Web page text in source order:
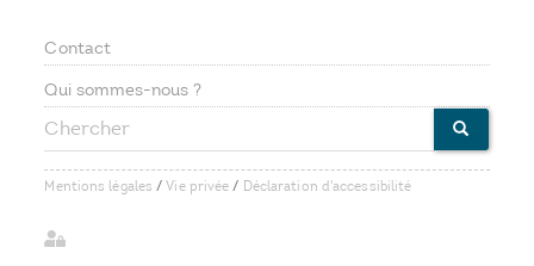
Footer
menu
Contact
Qui sommes-nous ?
Chercher
Mentions légales / Vie privée / Déclaration d'accessibilité
User